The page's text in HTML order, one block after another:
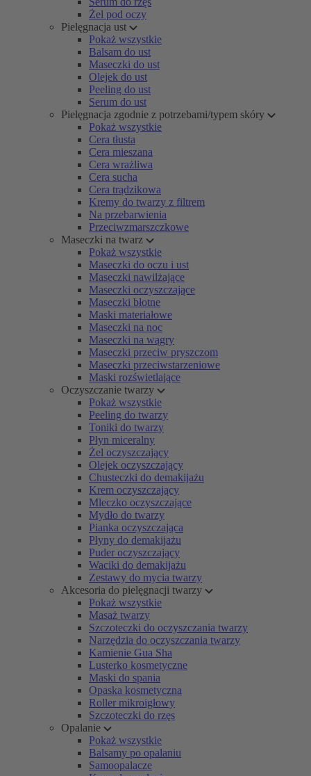
Żel pod oczy
Pielęgnacja ust
Pokaż wszystkie
Balsam do ust
Maseczki do ust
Olejek do ust
Peeling do ust
Serum do ust
Pielęgnacja zgodnie z potrzebami/typem skóry
Pokaż wszystkie
Cera tłusta
Cera mieszana
Cera wrażliwa
Cera sucha
Cera trądzikowa
Kremy do twarzy z filtrem
Na przebarwienia
Przeciwzmarszczkowe
Maseczki na twarz
Pokaż wszystkie
Maseczki do oczu i ust
Maseczki nawilżające
Maseczki oczyszczające
Maseczki błotne
Maski materiałowe
Maseczki na noc
Maseczki na wągry
Maseczki przeciw pryszczom
Maseczki przeciwstarzeniowe
Maski rozświetlające
Oczyszczanie twarzy
Pokaż wszystkie
Peeling do twarzy
Toniki do twarzy
Płyn miceralny
Żel oczyszczający
Olejek oczyszczający
Chusteczki do demakijażu
Krem oczyszczający
Mleczko oczyszczające
Mydło do twarzy
Pianka oczyszczająca
Płyny do demakijażu
Puder oczyszczający
Waciki do demakijażu
Zestawy do mycia twarzy
Akcesoria do pielęgnacji twarzy
Pokaż wszystkie
Masaż twarzy
Szczoteczki do oczyszczania twarzy
Narzędzia do oczyszczania twarzy
Kamienie Gua Sha
Lusterko kosmetyczne
Maski do spania
Opaska kosmetyczna
Roller mikroigłowy
Szczoteczki do rzęs
Opalanie
Pokaż wszystkie
Balsamy po opalaniu
Samoopalacze